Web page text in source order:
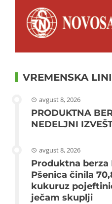
VREMENSKA
avgust 8, 2026
PRODUKTNA
NEDELJNI
avgust 8, 2026
Produktna berza
Pšenica činila
kukuruz
ječam skuplji